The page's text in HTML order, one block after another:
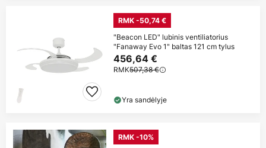
RMK -50,74 €
"Beacon LED" lubinis ventiliatorius
"Fanaway Evo 1" baltas 121 cm tylus
456,64 €
RMK507,38 €
Yra sandėlyje
RMK -10%